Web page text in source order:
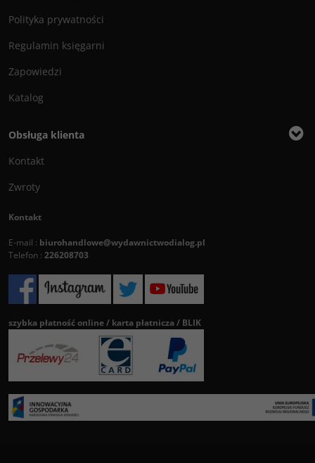
Polityka prywatności
Regulamin księgarni
Zapowiedzi
Katalog
Obsługa klienta
Kontakt
Zwroty
Kontakt
E-mail : biurohandlowe@wydawnictwodialog.pl
Telefon : 226208703
szybka płatność online / karta płatnicza / BLIK